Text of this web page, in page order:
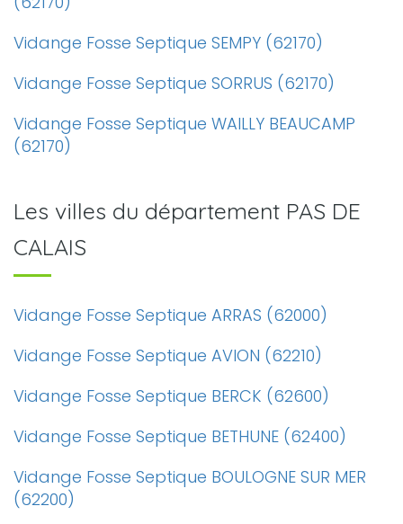
Vidange Fosse Septique SEMPY (62170)
Vidange Fosse Septique SORRUS (62170)
Vidange Fosse Septique WAILLY BEAUCAMP
(62170)
Les villes du département PAS DE
CALAIS
Vidange Fosse Septique ARRAS (62000)
Vidange Fosse Septique AVION (62210)
Vidange Fosse Septique BERCK (62600)
Vidange Fosse Septique BETHUNE (62400)
Vidange Fosse Septique BOULOGNE SUR MER
(62200)